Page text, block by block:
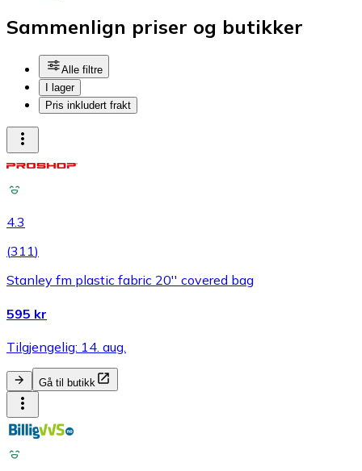
Sammenlign priser og butikker
Alle filtre
I lager
Pris inkludert frakt
4.3
(311)
Stanley fm plastic fabric 20'' covered bag
595 kr
Tilgjengelig: 14. aug.
Gå til butikk